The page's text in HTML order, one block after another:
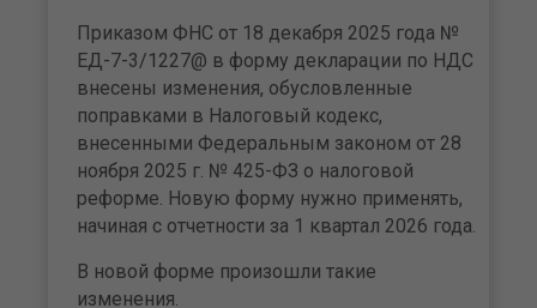
Приказом ФНС от 18 декабря 2025 года №
ЕД-7-3/1227@ в форму декларации по НДС
внесены изменения, обусловленные
поправками в Налоговый кодекс,
внесенными Федеральным законом от 28
ноября 2025 г. № 425-ФЗ о налоговой
реформе. Новую форму нужно применять,
начиная с отчетности за 1 квартал 2026 года.
В новой форме произошли такие
изменения.